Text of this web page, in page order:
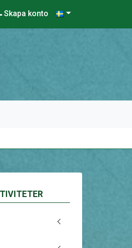
Skapa konto